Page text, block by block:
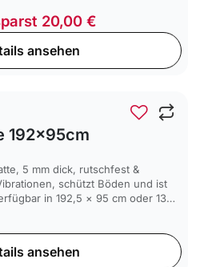
20,00 €
ansehen
192x95cm
5 mm dick, rutschfest &
schützt Böden und ist
in 192,5 × 95 cm oder 136
ansehen